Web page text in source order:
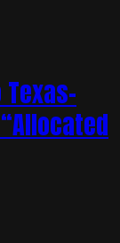
Texas-